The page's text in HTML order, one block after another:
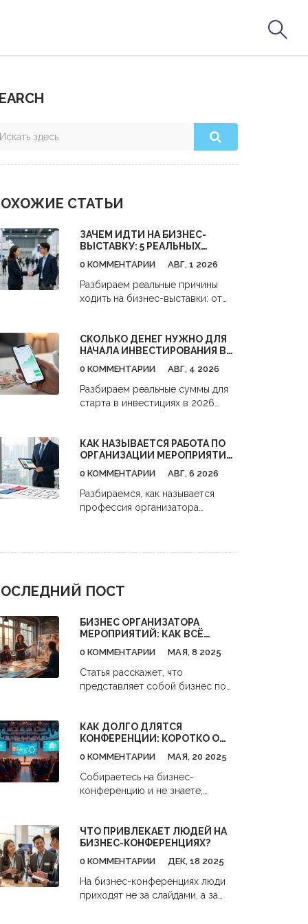
СТАТЬИ
ЗАЧЕМ ИДТИ НА БИЗНЕС-
ВЫСТАВКУ: 5 РЕАЛЬНЫХ
0 КОММЕНТАРИИ АВГ, 1 2026
Разбираем реальные причины
ходить на бизнес-выставки: от
советы, как получить максимум
пользы и окупить затраты.
СКОЛЬКО ДЕНЕГ НУЖНО ДЛЯ
НАЧАЛА ИНВЕСТИРОВАНИЯ В
СТРАТЕГИИ С НУЛЯ
0 КОММЕНТАРИИ АВГ, 4 2026
Разбираем реальные суммы для
старта в инвестициях в 2026
рублей,避开 комиссии и
использовать налоговые льготы.
КАК НАЗЫВАЕТСЯ РАБОТА ПО
ОРГАНИЗАЦИИ МЕРОПРИЯТИЙ:
0 КОММЕНТАРИИ АВГ, 6 2026
Разбираемся, как называется
профессия организатора
ПОСТ
БИЗНЕС ОРГАНИЗАТОРА
МЕРОПРИЯТИЙ: КАК ВСЁ
ЗАРАБАТЫВАЮТ
0 КОММЕНТАРИИ МАЯ, 8 2025
Статья расскажет, что
представляет собой бизнес по
Разберём тонкости работы с
клиентами и подрядчиками,
реальные истории успеха и
продвигать услуги на рынке и
какие навыки точно пригодятся.
работают. Подходит для тех, кто
думает о старте или хочет понять
закулисье этого бизнеса.
КАК ДОЛГО ДЛЯТСЯ
КОНФЕРЕНЦИИ: КОРОТКО О
0 КОММЕНТАРИИ МАЯ, 20 2025
Собираетесь на бизнес-
конференцию и не знаете,
разными по продолжительности:
одни длятся лишь пару часов, а
другие – целыми днями. Здесь
том, сколько длится
конференция, что влияет на
ЧТО ПРИВЛЕКАЕТ ЛЮДЕЙ НА
БИЗНЕС-КОНФЕРЕНЦИЯХ?
0 КОММЕНТАРИИ ДЕК, 18 2025
На бизнес-конференциях люди
приходят не за слайдами, а за